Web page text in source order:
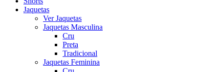
Jaquetas
Ver Jaquetas
Jaquetas Masculina
Cru
Preta
Tradicional
Jaquetas Feminina